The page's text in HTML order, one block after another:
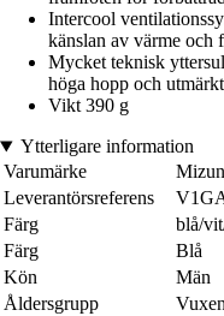
Intercool
känslan av värme och
Mycket teknisk
höga hopp och
Vikt 390 g
Ytterligare information
Varumärke
Leverantörsreferens
Färg
blå/
Färg
Blå
Kön
Män
Åldersgrupp
Vuxen